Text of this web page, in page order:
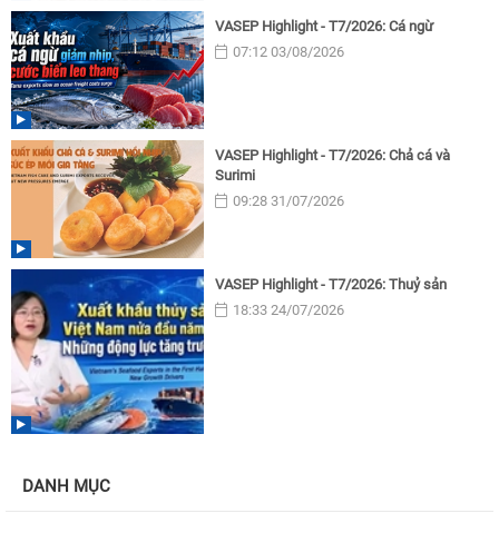
VASEP Highlight - T7/2026: Cá ngừ
07:12 03/08/2026
VASEP Highlight - T7/2026: Chả cá và
Surimi
09:28 31/07/2026
VASEP Highlight - T7/2026: Thuỷ sản
18:33 24/07/2026
DANH MỤC